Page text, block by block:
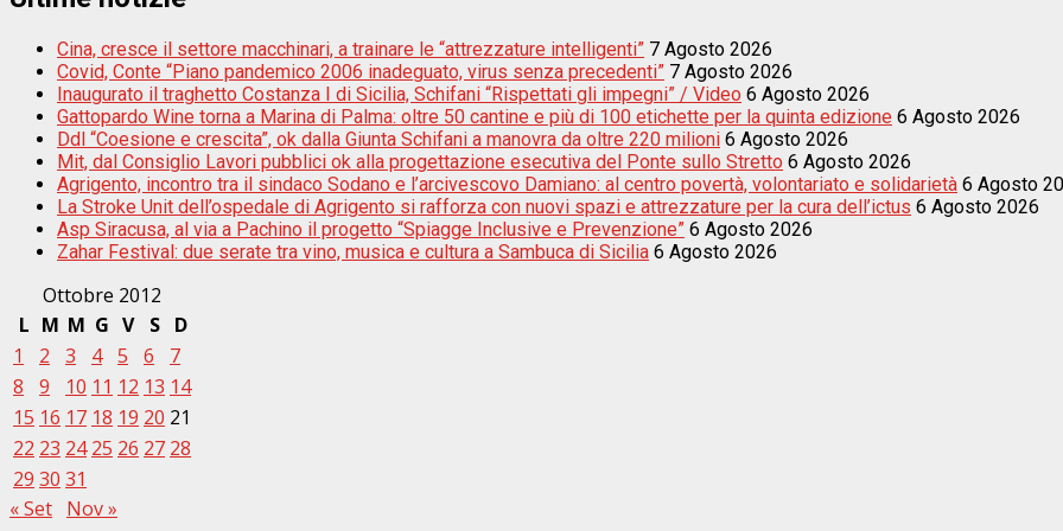
Cina, cresce il settore macchinari, a trainare le “attrezzature intelligenti” 7 Agosto 2026
Covid, Conte “Piano pandemico 2006 inadeguato, virus senza precedenti” 7 Agosto 2026
Inaugurato il traghetto Costanza I di Sicilia, Schifani “Rispettati gli impegni” / Video 6 Agosto 2026
Gattopardo Wine torna a Marina di Palma: oltre 50 cantine e più di 100 etichette per la quinta edizione 6 Agosto 2026
Ddl “Coesione e crescita”, ok dalla Giunta Schifani a manovra da oltre 220 milioni 6 Agosto 2026
Mit, dal Consiglio Lavori pubblici ok alla progettazione esecutiva del Ponte sullo Stretto 6 Agosto 2026
Agrigento, incontro tra il sindaco Sodano e l’arcivescovo Damiano: al centro povertà, volontariato e solidarietà 6 Agosto
La Stroke Unit dell’ospedale di Agrigento si rafforza con nuovi spazi e attrezzature per la cura dell’ictus 6 Agosto 2026
Asp Siracusa, al via a Pachino il progetto “Spiagge Inclusive e Prevenzione” 6 Agosto 2026
Zahar Festival: due serate tra vino, musica e cultura a Sambuca di Sicilia 6 Agosto 2026
Ottobre 2012
L M M G V S
D
1
2 3 4 5 6
7
8
9 10 11 12 13 14
15 16 17 18 19 20 21
22 23 24 25 26 27 28
29 30 31
« Set Nov »